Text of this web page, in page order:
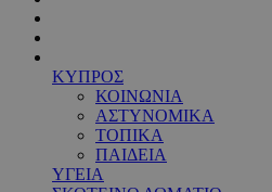
ΚΥΠΡΟΣ
ΚΟΙΝΩΝΙΑ
ΑΣΤΥΝΟΜΙΚΑ
ΤΟΠΙΚΑ
ΠΑΙΔΕΙΑ
ΥΓΕΙΑ